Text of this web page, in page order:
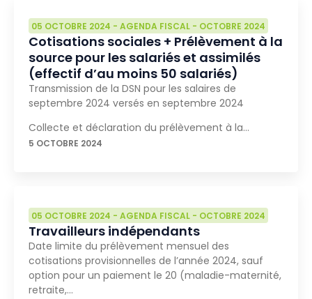
05 OCTOBRE 2024 - AGENDA FISCAL - OCTOBRE 2024
Cotisations sociales + Prélèvement à la
source pour les salariés et assimilés
(effectif d’au moins 50 salariés)
Transmission de la DSN pour les salaires de
septembre 2024 versés en septembre 2024
Collecte et déclaration du prélèvement à la…
5 OCTOBRE 2024
05 OCTOBRE 2024 - AGENDA FISCAL - OCTOBRE 2024
Travailleurs indépendants
Date limite du prélèvement mensuel des
cotisations provisionnelles de l’année 2024, sauf
option pour un paiement le 20 (maladie-maternité,
retraite,…